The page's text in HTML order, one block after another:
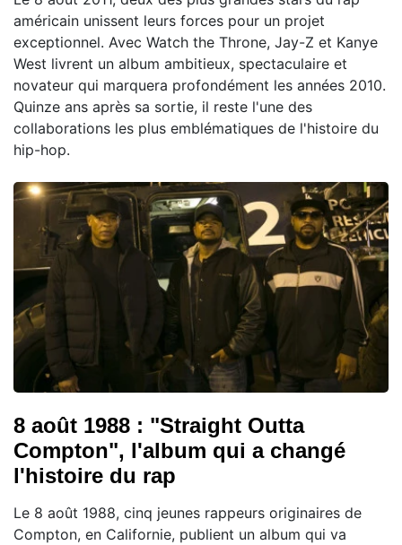
américain unissent leurs forces pour un projet
exceptionnel. Avec Watch the Throne, Jay-Z et Kanye
West livrent un album ambitieux, spectaculaire et
novateur qui marquera profondément les années 2010.
Quinze ans après sa sortie, il reste l'une des
collaborations les plus emblématiques de l'histoire du
hip-hop.
8 août 1988 : "Straight Outta
Compton", l'album qui a changé
l'histoire du rap
Le 8 août 1988, cinq jeunes rappeurs originaires de
Compton, en Californie, publient un album qui va